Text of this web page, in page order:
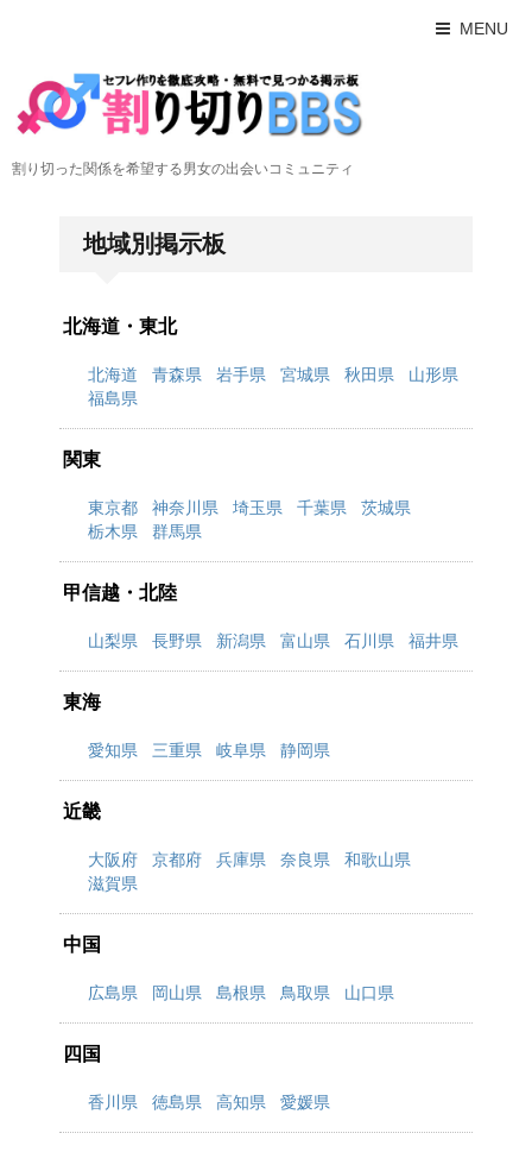
MENU
割り切った関係を希望する男女の出会いコミュニティ
地域別掲示板
北海道・東北
北海道 青森県 岩手県 宮城県 秋田県
山形県
福島県
関東
東京都 神奈川県 埼玉県 千葉県
茨城県
栃木県
群馬県
甲信越・北陸
山梨県 長野県 新潟県 富山県 石川県 福井県
東海
愛知県 三重県 岐阜県 静岡県
近畿
大阪府 京都府 兵庫県 奈良県
和歌山県
滋賀県
中国
広島県 岡山県 島根県 鳥取県 山口県
四国
香川県 徳島県 高知県 愛媛県